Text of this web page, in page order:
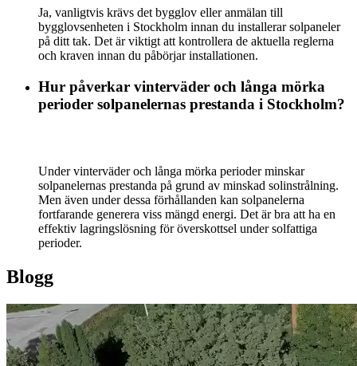
Ja, vanligtvis krävs det bygglov eller anmälan till
bygglovsenheten i Stockholm innan du installerar solpaneler
på ditt tak. Det är viktigt att kontrollera de aktuella reglerna
och kraven innan du påbörjar installationen.
Hur påverkar vinterväder och långa mörka
perioder solpanelernas prestanda i Stockholm?
Under vinterväder och långa mörka perioder minskar
solpanelernas prestanda på grund av minskad solinstrålning.
Men även under dessa förhållanden kan solpanelerna
fortfarande generera viss mängd energi. Det är bra att ha en
effektiv lagringslösning för överskottsel under solfattiga
perioder.
Blogg